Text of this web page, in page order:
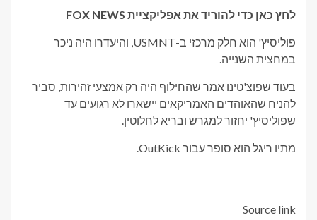
לחץ כאן כדי להוריד את אפליקציית FOX NEWS
פוליסיץ' הוא חלק מרכזי ב-USMNT, והיעדרו היה ניכר
במחצית השנייה.
בעוד שפוצ'טינו אמר שהחילוף היה רק ​​אמצעי זהירות, סביר
להניח שהאוהדים האמריקאים יישארו לא רגועים עד
שפוליסיץ' יחזור למגרש ובריא לחלוטין.
מתיו ריגל הוא סופר עבור OutKick.
Source link